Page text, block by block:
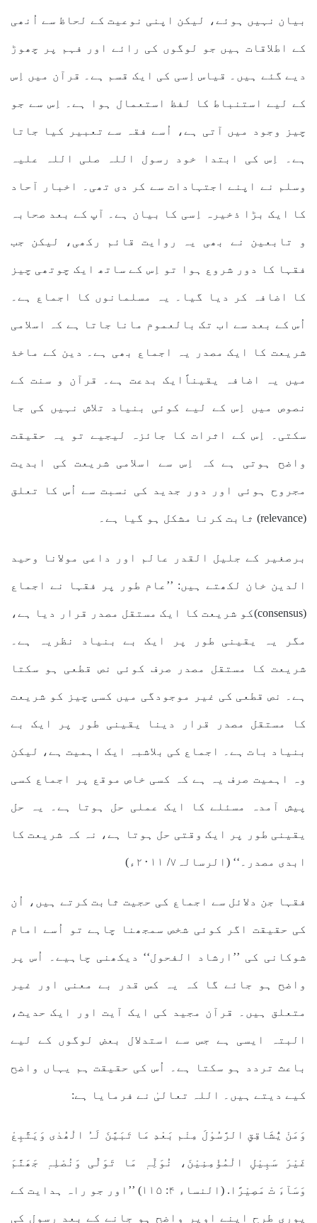
بیان نہیں ہوئے، لیکن اپنی نوعیت کے لحاظ سے اُنھی
کے اطلاقات ہیں جو لوگوں کی رائے اور فہم پر چھوڑ
دیے گئے ہیں۔ قیاس اِسی کی ایک قسم ہے۔ قرآن میں اِس
کے لیے استنباط کا لفظ استعمال ہوا ہے۔ اِس سے جو
چیز وجود میں آتی ہے، اُسے فقہ سے تعبیر کیا جاتا
ہے۔ اِس کی ابتدا خود رسول اللہ صلی اللہ علیہ
وسلم نے اپنے اجتہادات سے کر دی تھی۔ اخبار آحاد
کا ایک بڑا ذخیرہ اِسی کا بیان ہے۔ آپ کے بعد صحابہ
و تابعین نے بھی یہ روایت قائم رکھی، لیکن جب
فقہا کا دور شروع ہوا تو اِس کے ساتھ ایک چوتھی چیز
کا اضافہ کر دیا گیا۔ یہ مسلمانوں کا اجماع ہے۔
اُس کے بعد سے اب تک بالعموم مانا جاتا ہے کہ اسلامی
شریعت کا ایک مصدر یہ اجماع بھی ہے۔ دین کے ماخذ
میں یہ اضافہ یقیناًایک بدعت ہے۔ قرآن و سنت کے
نصوص میں اِس کے لیے کوئی بنیاد تلاش نہیں کی جا
سکتی۔ اِس کے اثرات کا جائزہ لیجیے تو یہ حقیقت
واضح ہوتی ہے کہ اِس سے اسلامی شریعت کی ابدیت
مجروح ہوئی اور دور جدید کی نسبت سے اُس کا تعلق
(relevance) ثابت کرنا مشکل ہو گیا ہے۔
برصغیر کے جلیل القدر عالم اور داعی مولانا وحید
الدین خان لکھتے ہیں: ’’عام طور پر فقہا نے اجماع
(consensus)کو شریعت کا ایک مستقل مصدر قرار دیا ہے،
مگر یہ یقینی طور پر ایک بے بنیاد نظریہ ہے۔
شریعت کا مستقل مصدر صرف کوئی نص قطعی ہو سکتا
ہے۔ نص قطعی کی غیر موجودگی میں کسی چیز کو شریعت
کا مستقل مصدر قرار دینا یقینی طور پر ایک بے
بنیاد بات ہے۔ اجماع کی بلاشبہ ایک اہمیت ہے، لیکن
وہ اہمیت صرف یہ ہے کہ کسی خاص موقع پر اجماع کسی
پیش آمدہ مسئلے کا ایک عملی حل ہوتا ہے۔ یہ حل
یقینی طور پر ایک وقتی حل ہوتا ہے، نہ کہ شریعت کا
ابدی مصدر۔‘‘ (الرسالہ۷/ ۲۰۱۱ء)
فقہا جن دلائل سے اجماع کی حجیت ثابت کرتے ہیں، اُن
کی حقیقت اگر کوئی شخص سمجھنا چاہے تو اُسے امام
شوکانی کی ’’ارشاد الفحول‘‘ دیکھنی چاہیے۔ اُس پر
واضح ہو جائے گا کہ یہ کس قدر بے معنی اور غیر
متعلق ہیں۔ قرآن مجید کی ایک آیت اور ایک حدیث،
البتہ ایسی ہے جس سے استدلال بعض لوگوں کے لیے
باعث تردد ہو سکتا ہے۔ اُس کی حقیقت ہم یہاں واضح
کیے دیتے ہیں۔ اللہ تعالیٰ نے فرمایا ہے:
وَمَنْ یُّشَاقِقِ الرَّسُوْلَ مِنْم بَعْدِ مَا تَبَیَّنَ لَہُ الْھُدٰی وَیَتَّبِعْ
غَیْرَ سَبِیْلِ الْمُؤْمِنِیْنَ، نُوَلِّہٖ مَا تَوَلّٰی وَنُصْلِہٖ جَھَنَّمَ
وَسَآءَ تْ مَصِیْرًا. (النساء ۴: ۱۱۵) ’’اور جو راہ ہدایت کے
پوری طرح اپنے اوپر واضح ہو جانے کے بعد رسول کی